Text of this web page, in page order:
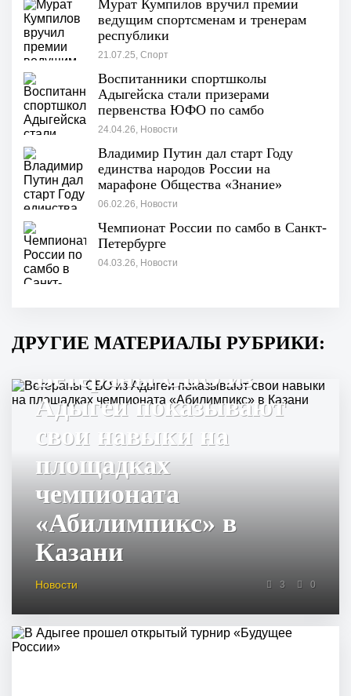
Мурат Кумпилов вручил премии
ведущим спортсменам и тренерам
республики
21.07.25, Спорт
Воспитанники спортшколы
Адыгейска стали призерами
первенства ЮФО по самбо
24.04.26, Новости
Владимир Путин дал старт Году
единства народов России на
марафоне Общества «Знание»
«Россия — семья семей»
06.02.26, Новости
Чемпионат России по самбо в Санкт-
Петербурге
04.03.26, Новости
ДРУГИЕ МАТЕРИАЛЫ РУБРИКИ:
Ветераны СВО из
Адыгеи показывают
свои навыки на
площадках
чемпионата
«Абилимпикс» в
Казани
Новости 3 0